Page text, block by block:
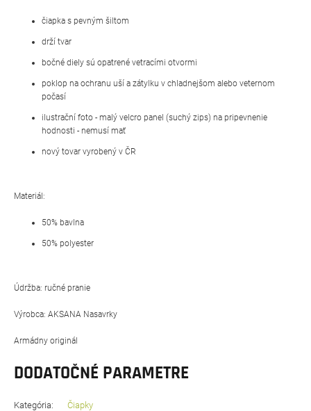
čiapka s pevným šiltom
drží tvar
bočné diely sú opatrené vetracími otvormi
poklop na ochranu uší a zátylku v chladnejšom alebo veternom
počasí
ilustrační foto - malý velcro panel (suchý zips) na pripevnenie
hodnosti - nemusí mať
nový tovar vyrobený v ČR
Materiál:
50% bavlna
50% polyester
Údržba: ručné pranie
Výrobca: AKSANA Nasavrky
Armádny originál
DODATOČNÉ PARAMETRE
Kategória:
Čiapky